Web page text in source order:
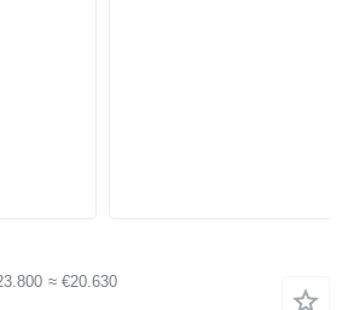
≈ €20.630